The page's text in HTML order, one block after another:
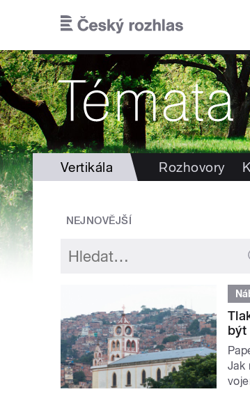
Vertikála Rozhovory
NEJNOVĚJŠÍ
být
Jak